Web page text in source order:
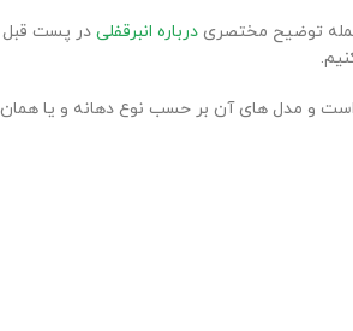
توضیح مختصری درباره انبرقفلی در پست قبل
است و مدل های آن بر حسب نوع دهانه و یا همان